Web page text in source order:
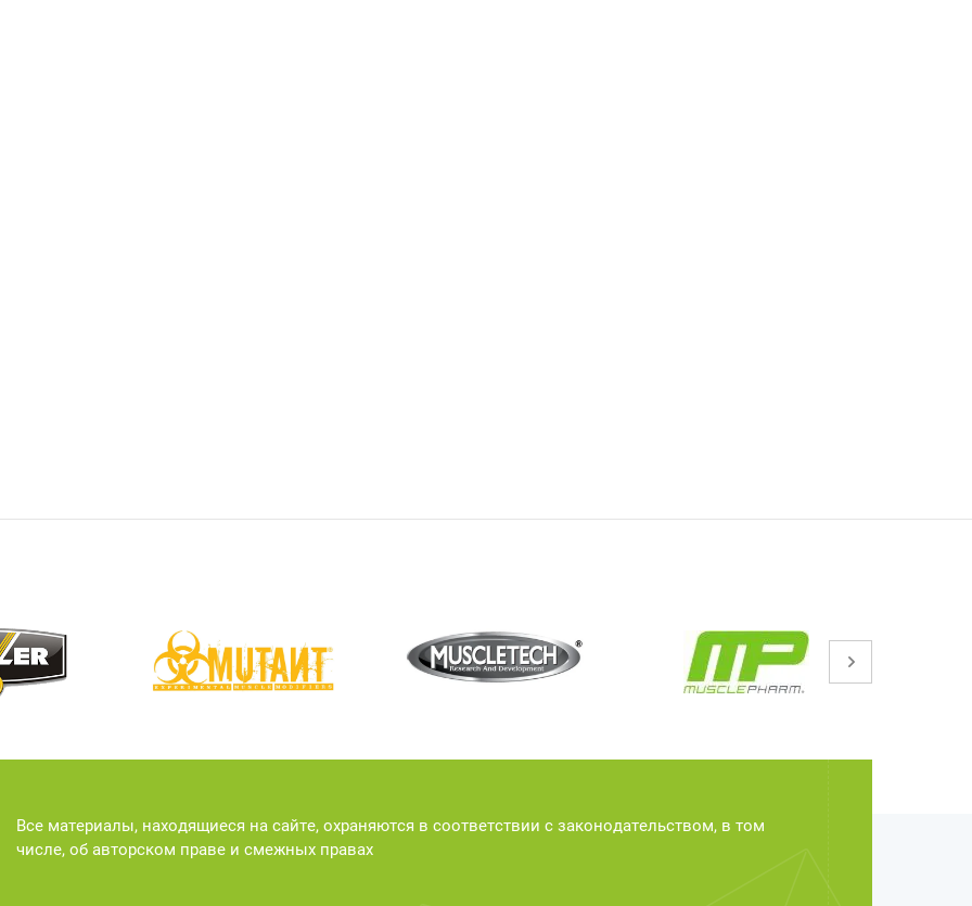
Все материалы, находящиеся на сайте, охраняются в соответствии с законодательством, в том
числе, об авторском праве и смежных правах